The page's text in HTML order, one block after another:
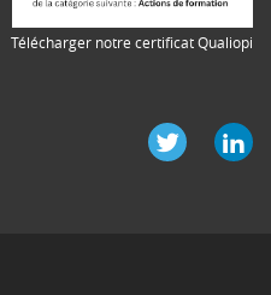
Télécharger notre certificat Qualiopi